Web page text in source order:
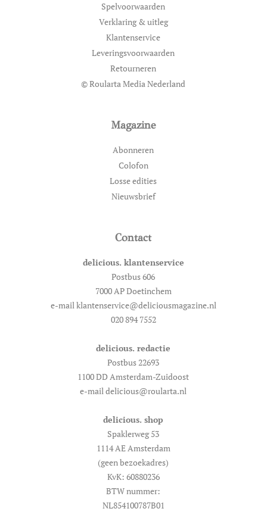
Spelvoorwaarden
Verklaring & uitleg
Klantenservice
Leveringsvoorwaarden
Retourneren
© Roularta Media Nederland
Magazine
Abonneren
Colofon
Losse edities
Nieuwsbrief
Contact
delicious. klantenservice
Postbus 606
7000 AP Doetinchem
e-mail klantenservice@deliciousmagazine.nl
020 894 7552
delicious. redactie
Postbus 22693
1100 DD Amsterdam-Zuidoost
e-mail delicious@roularta.nl
delicious. shop
Spaklerweg 53
1114 AE Amsterdam
(geen bezoekadres)
KvK: 60880236
BTW nummer:
NL854100787B01